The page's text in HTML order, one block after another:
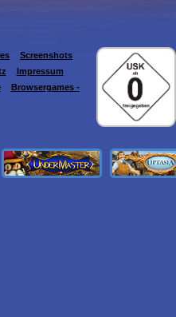
Screenshots
Impressum
Browsergames -